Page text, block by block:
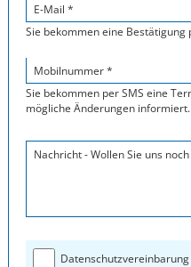
E-Mail *
Sie bekommen eine Bestätigung
Mobilnummer *
Sie bekommen per SMS eine
mögliche Änderungen informiert.
Nachricht - Wollen Sie uns
Datenschutzvereinbarung